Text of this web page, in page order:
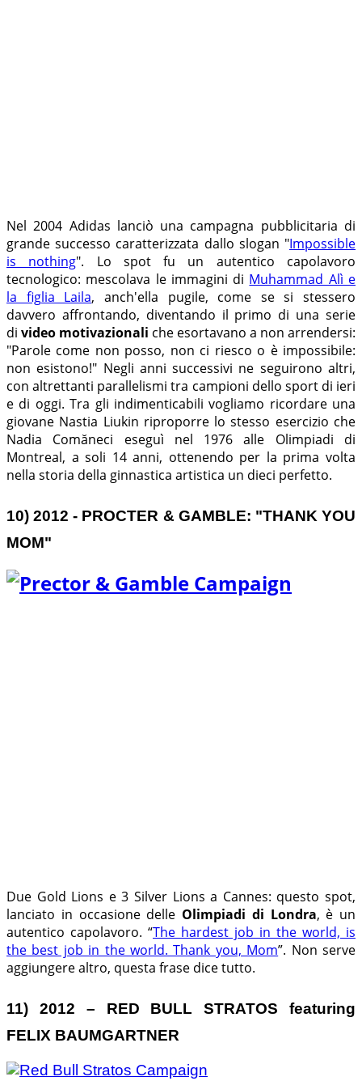
Nel 2004 Adidas lanciò una campagna pubblicitaria di
grande successo caratterizzata dallo slogan "Impossible
is nothing". Lo spot fu un autentico capolavoro
tecnologico: mescolava le immagini di Muhammad Alì e
la figlia Laila, anch'ella pugile, come se si stessero
davvero affrontando, diventando il primo di una serie
di video motivazionali che esortavano a non arrendersi:
"Parole come non posso, non ci riesco o è impossibile:
non esistono!" Negli anni successivi ne seguirono altri,
con altrettanti parallelismi tra campioni dello sport di ieri
e di oggi. Tra gli indimenticabili vogliamo ricordare una
giovane Nastia Liukin riproporre lo stesso esercizio che
Nadia Comăneci eseguì nel 1976 alle Olimpiadi di
Montreal, a soli 14 anni, ottenendo per la prima volta
nella storia della ginnastica artistica un dieci perfetto.
10) 2012 - PROCTER & GAMBLE: "THANK YOU
MOM"
Due Gold Lions e 3 Silver Lions a Cannes: questo spot,
lanciato in occasione delle Olimpiadi di Londra, è un
autentico capolavoro. “The hardest job in the world, is
the best job in the world. Thank you, Mom”. Non serve
aggiungere altro, questa frase dice tutto.
11) 2012 – RED BULL STRATOS featuring
FELIX BAUMGARTNER